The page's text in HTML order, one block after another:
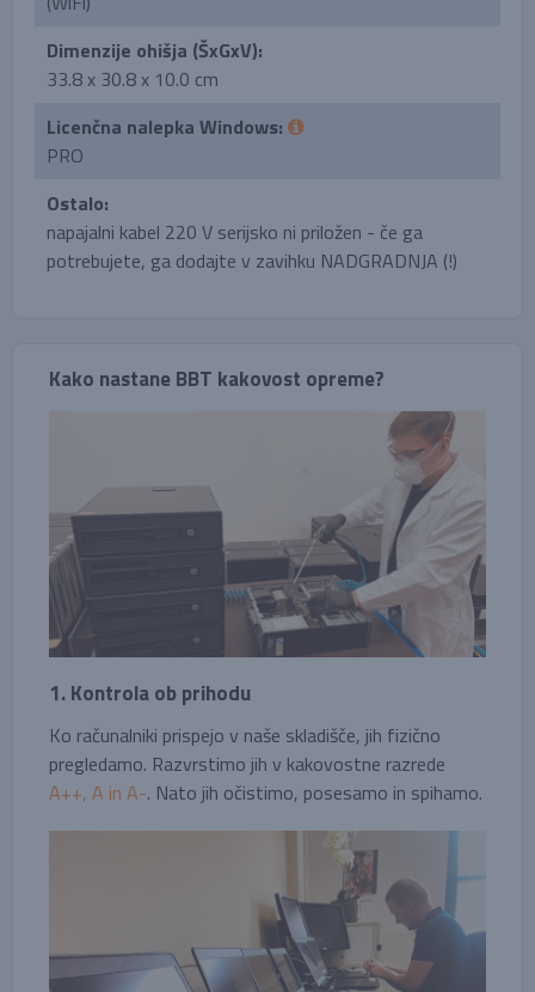
Dimenzije ohišja (ŠxGxV):
33.8 x 30.8 x 10.0 cm
Licenčna nalepka Windows:
PRO
Ostalo:
napajalni kabel 220 V serijsko ni priložen - če ga
potrebujete, ga dodajte v zavihku NADGRADNJA (!)
Kako nastane BBT kakovost opreme?
1. Kontrola ob prihodu
Ko računalniki prispejo v naše skladišče, jih fizično
pregledamo. Razvrstimo jih v kakovostne razrede
A++, A in A-. Nato jih očistimo, posesamo in spihamo.